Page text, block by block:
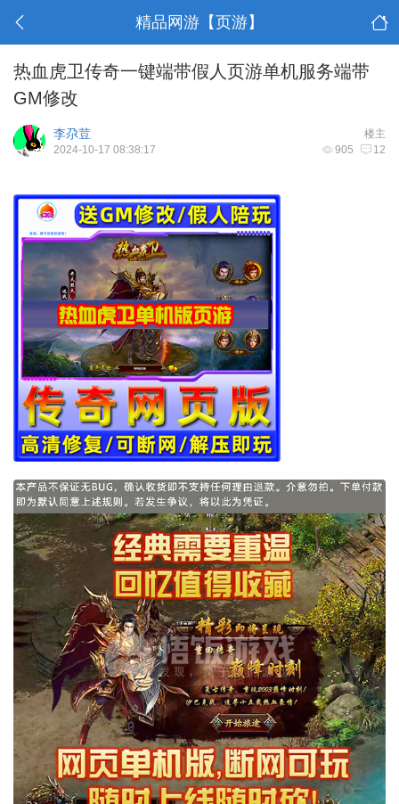
精品网游【页游】
热血虎卫传奇一键端带假人页游单机服务端带
GM修改
楼主
李尕荳
905 12
2024-10-17 08:38:17